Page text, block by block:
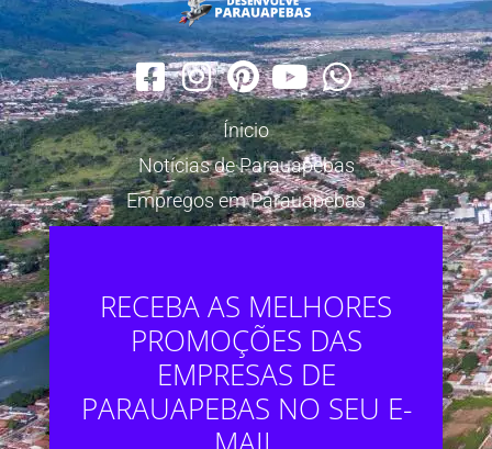
Ínicio
Notícias de Parauapebas
Empregos em Parauapebas
RECEBA AS MELHORES
PROMOÇÕES DAS
EMPRESAS DE
PARAUAPEBAS NO SEU E-